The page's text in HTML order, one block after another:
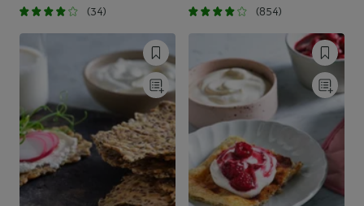
(34) (854)